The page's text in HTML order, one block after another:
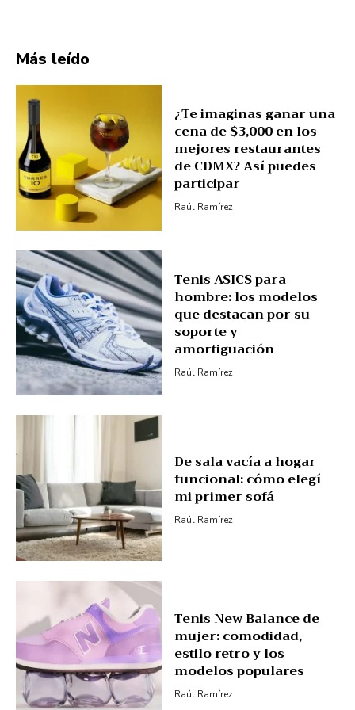
Más leído
¿Te imaginas ganar una
cena de $3,000 en los
mejores restaurantes
de CDMX? Así puedes
participar
Raúl Ramírez
Tenis ASICS para
hombre: los modelos
que destacan por su
soporte y
amortiguación
Raúl Ramírez
De sala vacía a hogar
funcional: cómo elegí
mi primer sofá
Raúl Ramírez
Tenis New Balance de
mujer: comodidad,
estilo retro y los
modelos populares
Raúl Ramírez